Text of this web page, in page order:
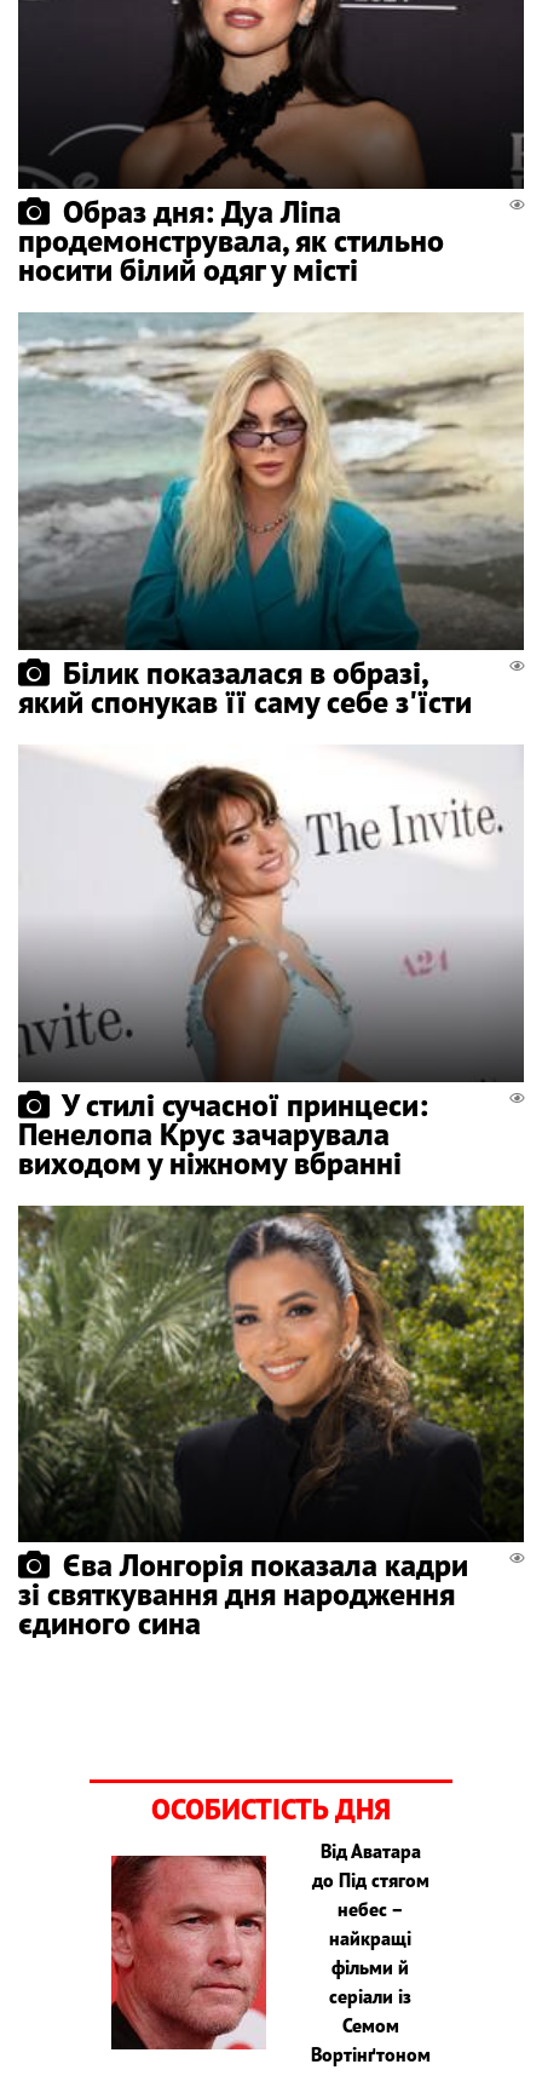
Образ дня: Дуа Ліпа
продемонструвала, як стильно
носити білий одяг у місті
Білик показалася в образі,
який спонукав її саму себе з'їсти
У стилі сучасної принцеси:
Пенелопа Крус зачарувала
виходом у ніжному вбранні
Єва Лонгорія показала кадри
зі святкування дня народження
єдиного сина
ОСОБИСТІСТЬ ДНЯ
Від Аватара
до Під стягом
небес –
найкращі
фільми й
серіали із
Семом
Вортінґтоном